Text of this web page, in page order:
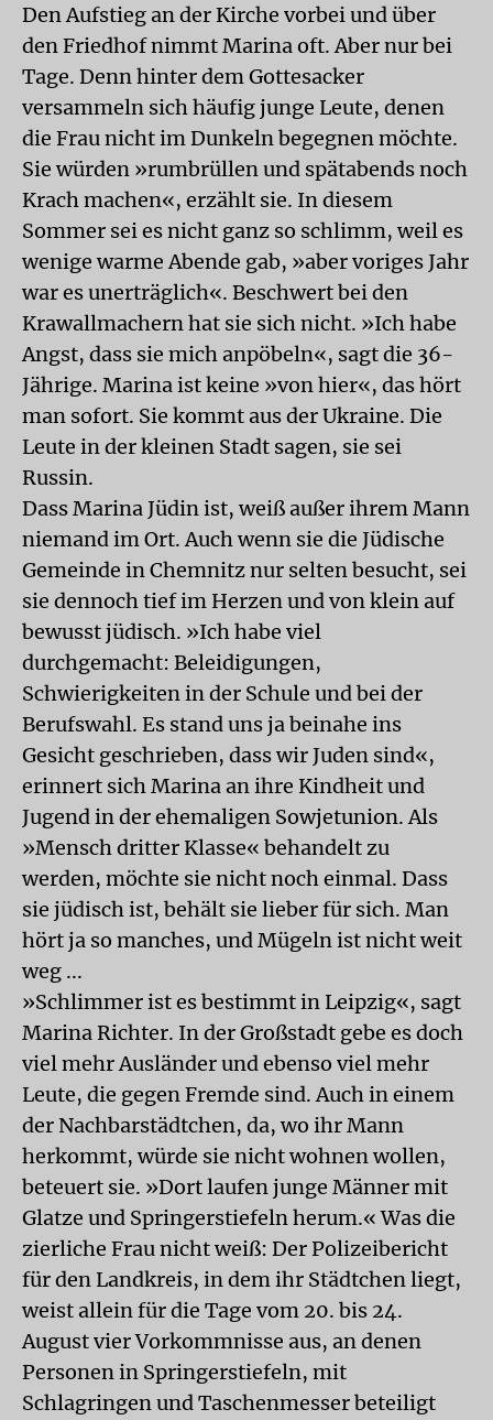
Den Aufstieg an der Kirche vorbei und über
den Friedhof nimmt Marina oft. Aber nur bei
Tage. Denn hinter dem Gottesacker
versammeln sich häufig junge Leute, denen
die Frau nicht im Dunkeln begegnen möchte.
Sie würden »rumbrüllen und spätabends noch
Krach machen«, erzählt sie. In diesem
Sommer sei es nicht ganz so schlimm, weil es
wenige warme Abende gab, »aber voriges Jahr
war es unerträglich«. Beschwert bei den
Krawallmachern hat sie sich nicht. »Ich habe
Angst, dass sie mich anpöbeln«, sagt die 36-
Jährige. Marina ist keine »von hier«, das hört
man sofort. Sie kommt aus der Ukraine. Die
Leute in der kleinen Stadt sagen, sie sei
Russin.
Dass Marina Jüdin ist, weiß außer ihrem Mann
niemand im Ort. Auch wenn sie die Jüdische
Gemeinde in Chemnitz nur selten besucht, sei
sie dennoch tief im Herzen und von klein auf
bewusst jüdisch. »Ich habe viel
durchgemacht: Beleidigungen,
Schwierigkeiten in der Schule und bei der
Berufswahl. Es stand uns ja beinahe ins
Gesicht geschrieben, dass wir Juden sind«,
erinnert sich Marina an ihre Kindheit und
Jugend in der ehemaligen Sowjetunion. Als
»Mensch dritter Klasse« behandelt zu
werden, möchte sie nicht noch einmal. Dass
sie jüdisch ist, behält sie lieber für sich. Man
hört ja so manches, und Mügeln ist nicht weit
weg ...
»Schlimmer ist es bestimmt in Leipzig«, sagt
Marina Richter. In der Großstadt gebe es doch
viel mehr Ausländer und ebenso viel mehr
Leute, die gegen Fremde sind. Auch in einem
der Nachbarstädtchen, da, wo ihr Mann
herkommt, würde sie nicht wohnen wollen,
beteuert sie. »Dort laufen junge Männer mit
Glatze und Springerstiefeln herum.« Was die
zierliche Frau nicht weiß: Der Polizeibericht
für den Landkreis, in dem ihr Städtchen liegt,
weist allein für die Tage vom 20. bis 24.
August vier Vorkommnisse aus, an denen
Personen in Springerstiefeln, mit
Schlagringen und Taschenmesser beteiligt